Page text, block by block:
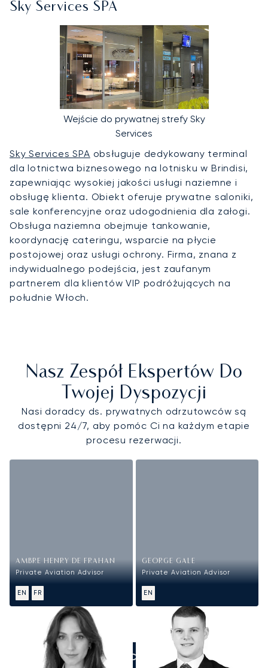
Sky Services SPA
Wejście do prywatnej strefy Sky
Services
Sky Services SPA obsługuje dedykowany terminal
dla lotnictwa biznesowego na lotnisku w Brindisi,
zapewniając wysokiej jakości usługi naziemne i
obsługę klienta. Obiekt oferuje prywatne saloniki,
sale konferencyjne oraz udogodnienia dla załogi.
Obsługa naziemna obejmuje tankowanie,
koordynację cateringu, wsparcie na płycie
postojowej oraz usługi ochrony. Firma, znana z
indywidualnego podejścia, jest zaufanym
partnerem dla klientów VIP podróżujących na
południe Włoch.
Nasz Zespół Ekspertów Do
Twojej Dyspozycji
Nasi doradcy ds. prywatnych odrzutowców są
dostępni 24/7, aby pomóc Ci na każdym etapie
procesu rezerwacji.
AMBRE HENRY DE FRAHAN
Private Aviation Advisor
EN FR
GEORGE GALE
Private Aviation Advisor
EN
ZADZWOŃCIE DO NAS